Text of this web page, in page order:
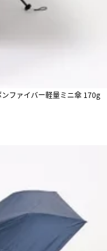
ファイバー軽量ミニ傘 170g